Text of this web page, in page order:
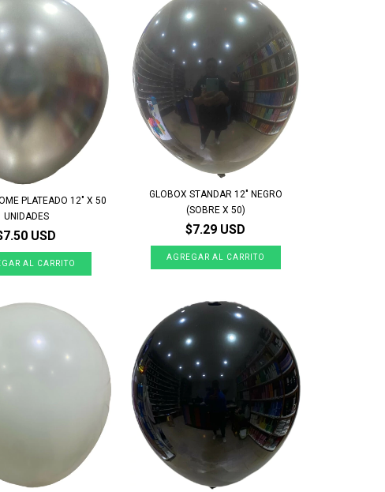
PLATEADO 12" X 50
UNIDADES
USD
GLOBOX STANDAR 12" NEGRO
(SOBRE X 50)
$7.29 USD